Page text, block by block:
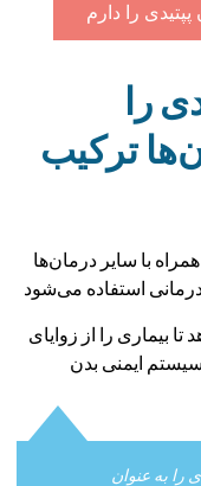
را دارم
را
ترکیب
با سایر درمان‌ها
بیماری را از زوایای
ایمنی بدن
را به عنوان